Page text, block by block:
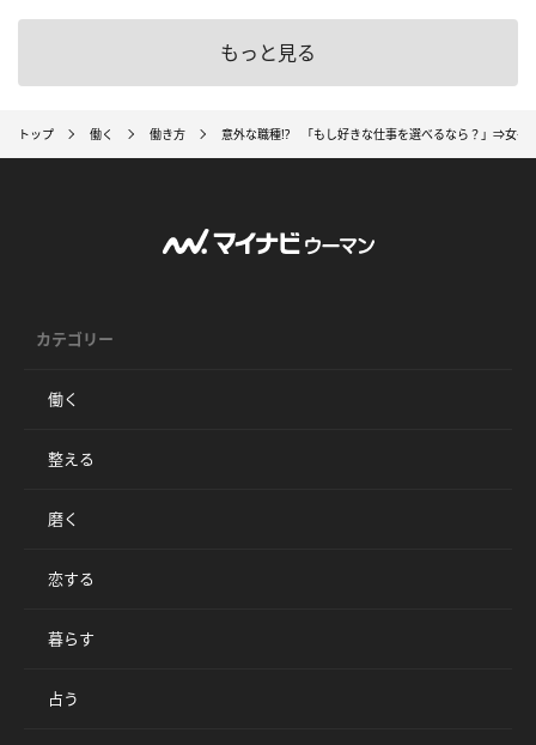
もっと見る
トップ 働く 働き方 意外な職種!? 「もし好きな仕事を選べるなら？」⇒女
カテゴリー
働く
整える
磨く
恋する
暮らす
占う